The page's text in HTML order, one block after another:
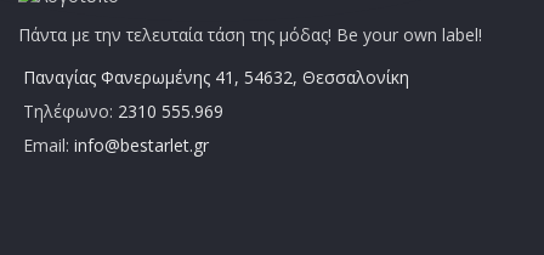
Πάντα με την τελευταία τάση της μόδας! Be your own label!
Παναγίας Φανερωμένης 41, 54632, Θεσσαλονίκη
Τηλέφωνο: 2310 555.969
Email: info@bestarlet.gr